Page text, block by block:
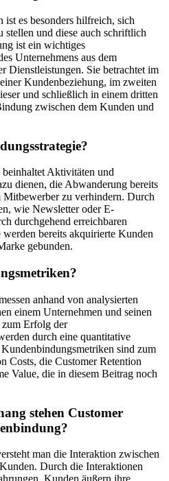
es besonders hilfreich, sich
stellen und diese auch schriftlich
ist ein wichtiges
Unternehmens aus dem
Dienstleistungen. Sie betrachtet im
Kundenbeziehung, im zweiten
und schließlich in einem dritten
zwischen dem Kunden und
Aktivitäten und
dienen, die Abwanderung bereits
Mitbewerber zu verhindern. Durch
wie Newsletter oder E-
durchgehend erreichbaren
bereits akquirierte Kunden
gebunden.
anhand von analysierten
einem Unternehmen und seinen
Erfolg der
durch eine quantitative
sind zum
Costs, die Customer Retention
Value, die in diesem Beitrag noch
stehen Customer
man die Interaktion zwischen
Durch die Interaktionen